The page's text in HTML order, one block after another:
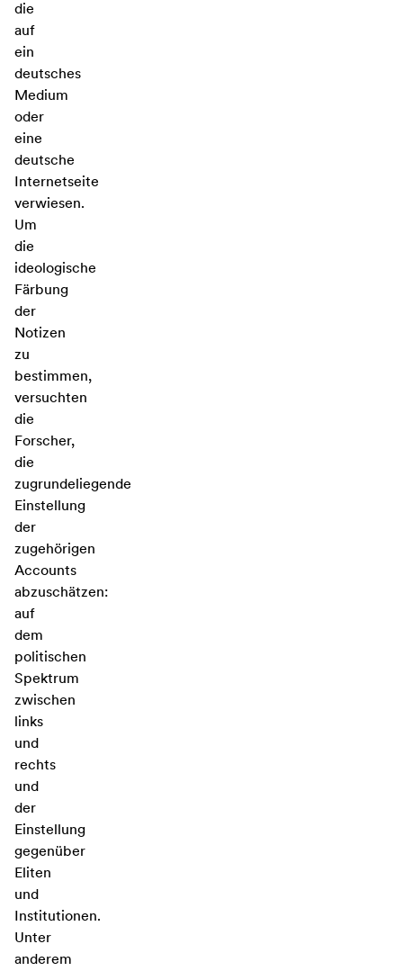
die
auf
ein
deutsches
Medium
oder
eine
deutsche
Internetseite
verwiesen.
Um
die
ideologische
Färbung
der
Notizen
zu
bestimmen,
versuchten
die
Forscher,
die
zugrundeliegende
Einstellung
der
zugehörigen
Accounts
abzuschätzen:
auf
dem
politischen
Spektrum
zwischen
links
und
rechts
und
der
Einstellung
gegenüber
Eliten
und
Institutionen.
Unter
anderem